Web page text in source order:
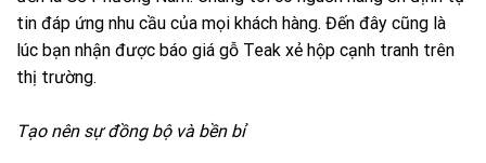
tin đáp ứng nhu cầu của mọi khách hàng. Đến đây cũng là
lúc bạn nhận được báo giá gỗ Teak xẻ hộp cạnh tranh trên
thị trường.
Tạo nên sự đồng bộ và bền bỉ